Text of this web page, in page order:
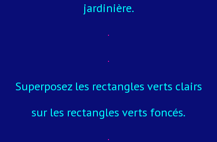
jardinière.
Superposez les rectangles verts clairs
sur les rectangles verts foncés.